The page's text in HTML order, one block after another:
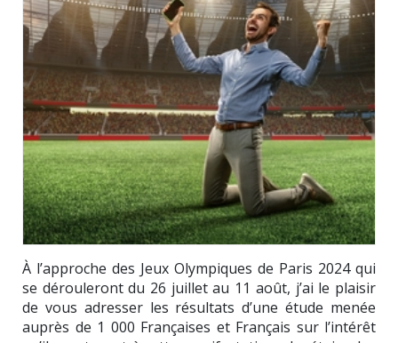
À l’approche des Jeux Olympiques de Paris 2024 qui
se dérouleront du 26 juillet au 11 août, j’ai le plaisir
de vous adresser les résultats d’une étude menée
auprès de 1 000 Françaises et Français sur l’intérêt